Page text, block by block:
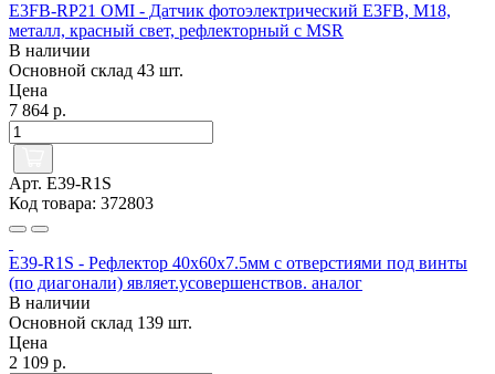
E3FB-RP21 OMI - Датчик фотоэлектрический E3FB, M18,
металл, красный свет, рефлекторный с MSR
В наличии
Основной склад 43 шт.
Цена
7 864 р.
Арт. E39-R1S
Код товара: 372803
E39-R1S - Рефлектор 40x60x7.5мм с отверстиями под винты
(по диагонали) являет.усовершенствов. аналог
В наличии
Основной склад 139 шт.
Цена
2 109 р.